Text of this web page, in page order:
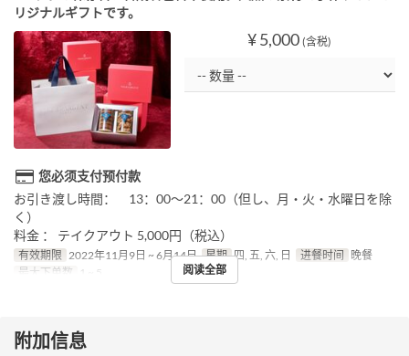
リジナルギフトです。
¥ 5,000 (含税)
您必须支付预付款
お引き渡し時間： 13：00～21：00（但し、月・火・水曜日を除
く）
料金 ： テイクアウト 5,000円（税込）
有效期限 2022年11月9日 ~ 6月14日 星期 四, 五, 六, 日 进餐时间 晚餐
最大下单数
1 ~ 5 阅读全部
附加信息